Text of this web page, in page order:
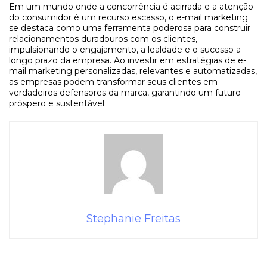
Em um mundo onde a concorrência é acirrada e a atenção
do consumidor é um recurso escasso, o e-mail marketing
se destaca como uma ferramenta poderosa para construir
relacionamentos duradouros com os clientes,
impulsionando o engajamento, a lealdade e o sucesso a
longo prazo da empresa. Ao investir em estratégias de e-
mail marketing personalizadas, relevantes e automatizadas,
as empresas podem transformar seus clientes em
verdadeiros defensores da marca, garantindo um futuro
próspero e sustentável.
Stephanie Freitas